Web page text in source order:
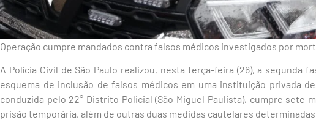
Operação cumpre mandados contra falsos médicos investigados por
A Polícia Civil de São Paulo realizou, nesta terça-feira (26), a segunda
esquema de inclusão de falsos médicos em uma instituição privada
conduzida pelo 22° Distrito Policial (São Miguel Paulista), cumpre sete
prisão temporária, além de outras duas medidas cautelares